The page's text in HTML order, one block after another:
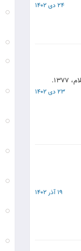
24 دی 1402
23 دی 1402
19 آذر 1402